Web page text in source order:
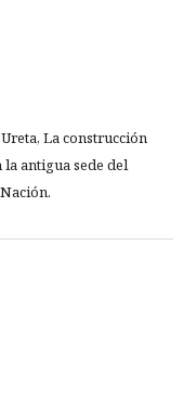
La construcción
antigua sede del